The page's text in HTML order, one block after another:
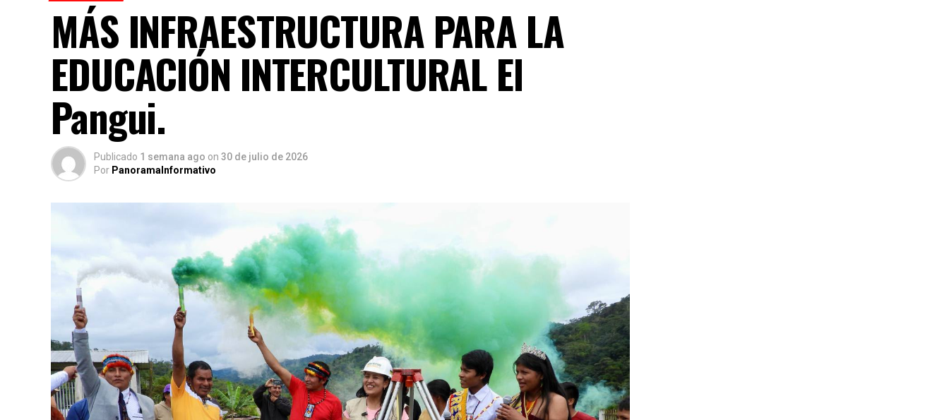
MÁS INFRAESTRUCTURA PARA LA
EDUCACIÓN INTERCULTURAL El
Pangui.
Publicado 1 semana ago on 30 de julio de 2026
Por PanoramaInformativo